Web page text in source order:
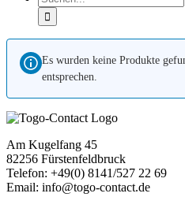
nach:
Es wurden keine Produkte
entsprechen.
Am Kugelfang 45
82256 Fürstenfeldbruck
Telefon: +49(0) 8141/527 22 69
Email: info@togo-contact.de